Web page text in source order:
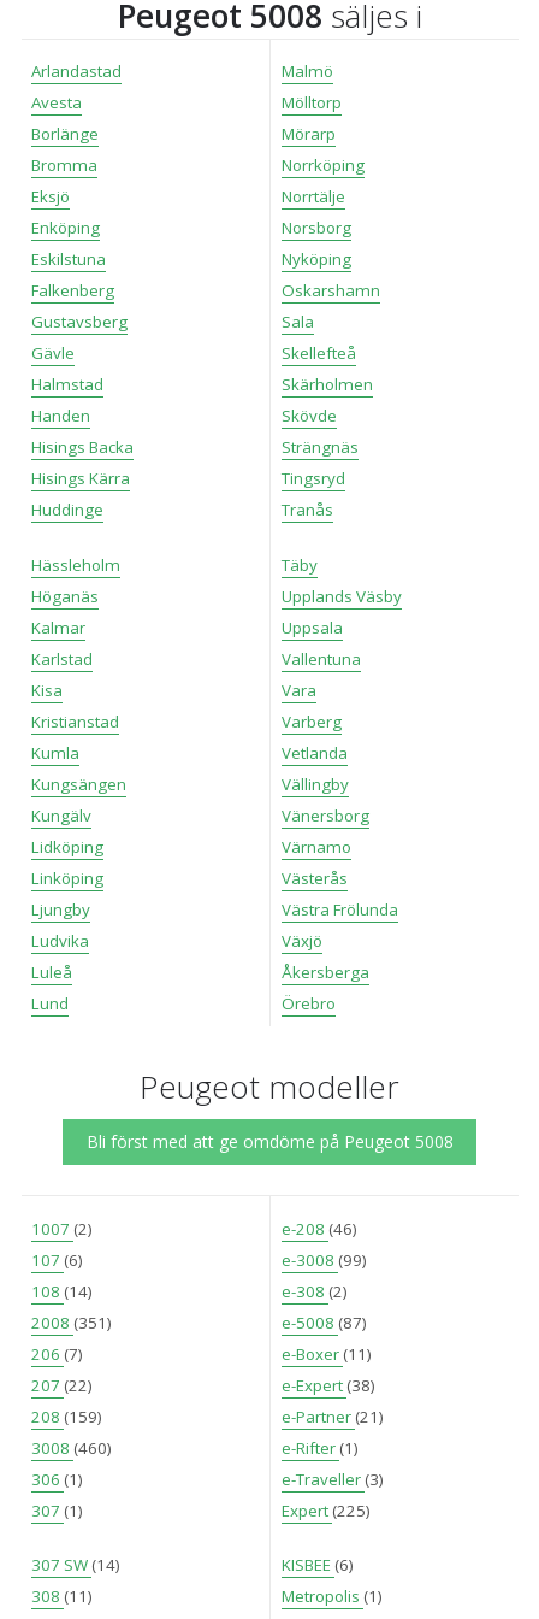
klickar du på Anpassa. Du kan alltid ändra dina
inställningar för cookies.
Peugeot 5008 säljes i
Arlandastad
Avesta
Borlänge
Bromma
Eksjö
Enköping
Eskilstuna
Falkenberg
Gustavsberg
Gävle
Halmstad
Handen
Hisings Backa
Hisings Kärra
Huddinge
Hässleholm
Höganäs
Kalmar
Karlstad
Kisa
Kristianstad
Kumla
Kungsängen
Kungälv
Lidköping
Linköping
Ljungby
Ludvika
Luleå
Lund
Malmö
Mölltorp
Mörarp
Norrköping
Norrtälje
Norsborg
Nyköping
Oskarshamn
Sala
Skellefteå
Skärholmen
Skövde
Strängnäs
Tingsryd
Tranås
Täby
Upplands Väsby
Uppsala
Vallentuna
Vara
Varberg
Vetlanda
Vällingby
Vänersborg
Värnamo
Västerås
Västra Frölunda
Växjö
Åkersberga
Örebro
Peugeot modeller
Bli först med att ge omdöme på Peugeot 5008
1007 (2)
107 (6)
108 (14)
2008 (351)
206 (7)
207 (22)
208 (159)
3008 (460)
306 (1)
307 (1)
307 SW (14)
308 (11)
e-208 (46)
e-3008 (99)
e-308 (2)
e-5008 (87)
e-Boxer (11)
e-Expert (38)
e-Partner (21)
e-Rifter (1)
e-Traveller (3)
Expert (225)
KISBEE (6)
Metropolis (1)